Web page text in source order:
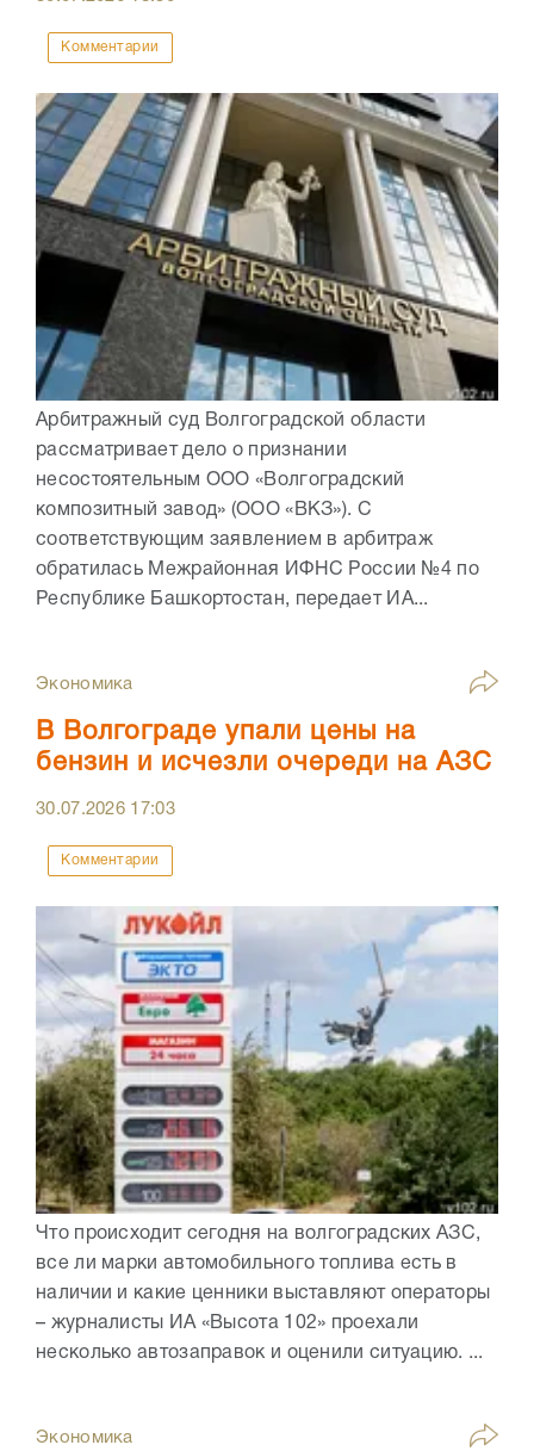
Комментарии
Арбитражный суд Волгоградской области
рассматривает дело о признании
несостоятельным ООО «Волгоградский
композитный завод» (ООО «ВКЗ»). С
соответствующим заявлением в арбитраж
обратилась Межрайонная ИФНС России №4 по
Республике Башкортостан, передает ИА...
Экономика
В Волгограде упали цены на
бензин и исчезли очереди на АЗС
30.07.2026 17:03
Комментарии
Что происходит сегодня на волгоградских АЗС,
все ли марки автомобильного топлива есть в
наличии и какие ценники выставляют операторы
– журналисты ИА «Высота 102» проехали
несколько автозаправок и оценили ситуацию. ...
Экономика